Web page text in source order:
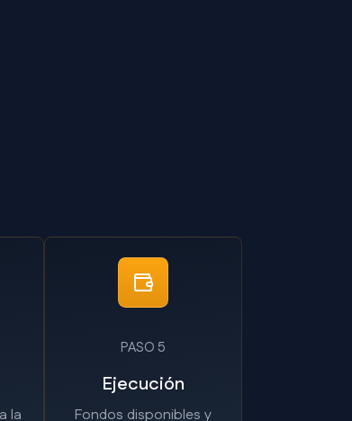
la
PASO 5
Ejecución
Fondos disponibles y